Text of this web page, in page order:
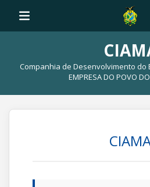
Companhia de Desenvolvimento do
EMPRESA DO POVO